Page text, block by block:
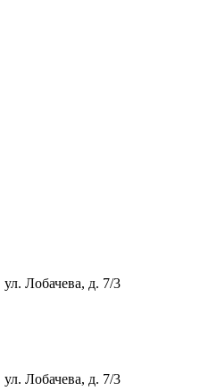
Лобачева, д. 7/3
Лобачева, д. 7/3